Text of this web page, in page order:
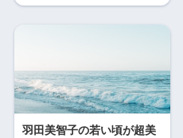
羽田美智子の若い頃が超美